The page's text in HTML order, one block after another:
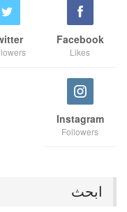
Facebook
Likes
Instagram
Followers
ابحث